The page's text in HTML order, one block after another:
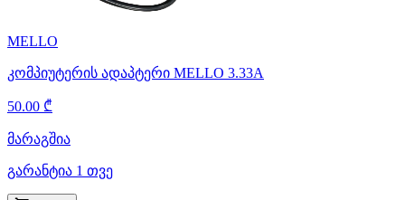
MELLO
კომპიუტერის ადაპტერი MELLO 3.33A
50.00 ₾
მარაგშია
გარანტია 1 თვე